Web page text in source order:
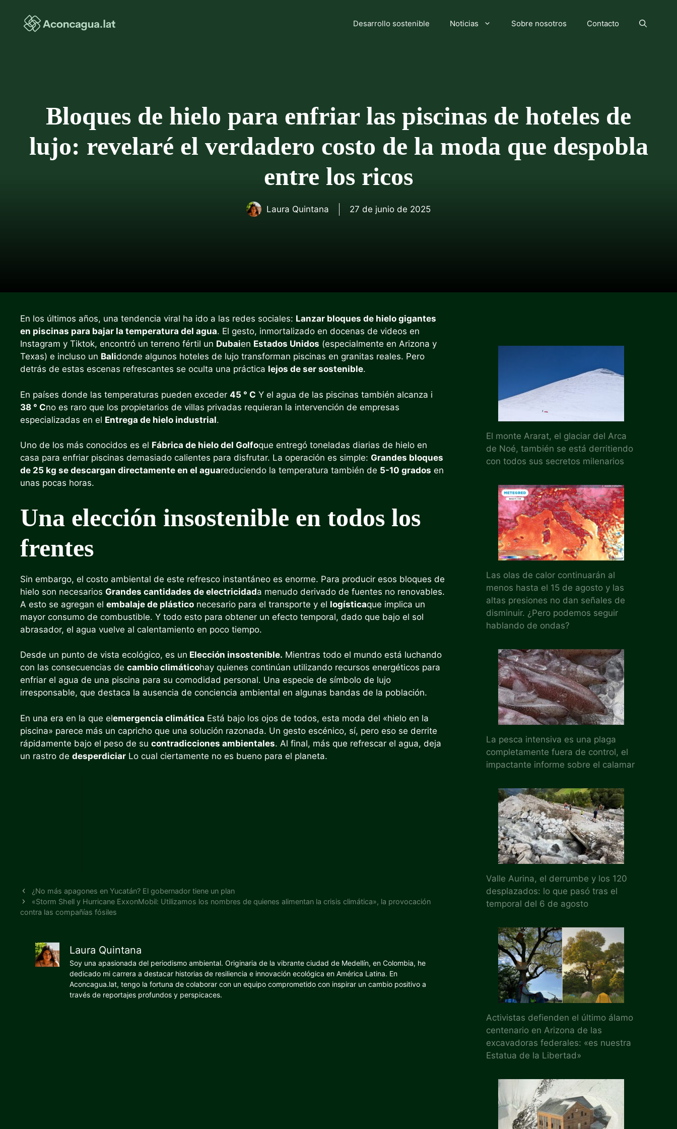
contenido
Desarrollo sostenible Noticias Sobre nosotros Contacto
Bloques de hielo para enfriar las piscinas de hoteles de
lujo: revelaré el verdadero costo de la moda que despobla
entre los ricos
Laura Quintana 27 de junio de 2025
En los últimos años, una tendencia viral ha ido a las redes sociales: Lanzar bloques de hielo gigantes
en piscinas para bajar la temperatura del agua. El gesto, inmortalizado en docenas de videos en
Instagram y Tiktok, encontró un terreno fértil un Dubaien Estados Unidos (especialmente en Arizona y
Texas) e incluso un Balidonde algunos hoteles de lujo transforman piscinas en granitas reales. Pero
detrás de estas escenas refrescantes se oculta una práctica lejos de ser sostenible.
En países donde las temperaturas pueden exceder 45 ° C Y el agua de las piscinas también alcanza i
38 ° Cno es raro que los propietarios de villas privadas requieran la intervención de empresas
especializadas en el Entrega de hielo industrial.
Uno de los más conocidos es el Fábrica de hielo del Golfoque entregó toneladas diarias de hielo en
casa para enfriar piscinas demasiado calientes para disfrutar. La operación es simple: Grandes bloques
de 25 kg se descargan directamente en el aguareduciendo la temperatura también de 5-10 grados en
unas pocas horas.
Una elección insostenible en todos los
frentes
Sin embargo, el costo ambiental de este refresco instantáneo es enorme. Para producir esos bloques de
hielo son necesarios Grandes cantidades de electricidada menudo derivado de fuentes no renovables.
A esto se agregan el embalaje de plástico necesario para el transporte y el logísticaque implica un
mayor consumo de combustible. Y todo esto para obtener un efecto temporal, dado que bajo el sol
abrasador, el agua vuelve al calentamiento en poco tiempo.
Desde un punto de vista ecológico, es un Elección insostenible. Mientras todo el mundo está luchando
con las consecuencias de cambio climáticohay quienes continúan utilizando recursos energéticos para
enfriar el agua de una piscina para su comodidad personal. Una especie de símbolo de lujo
irresponsable, que destaca la ausencia de conciencia ambiental en algunas bandas de la población.
En una era en la que elemergencia climática Está bajo los ojos de todos, esta moda del «hielo en la
piscina» parece más un capricho que una solución razonada. Un gesto escénico, sí, pero eso se derrite
rápidamente bajo el peso de su contradicciones ambientales. Al final, más que refrescar el agua, deja
un rastro de desperdiciar Lo cual ciertamente no es bueno para el planeta.
¿No más apagones en Yucatán? El gobernador tiene un plan
«Storm Shell y Hurricane ExxonMobil: Utilizamos los nombres de quienes alimentan la crisis climática», la provocación
contra las compañías fósiles
Laura Quintana
Soy una apasionada del periodismo ambiental. Originaria de la vibrante ciudad de Medellín, en Colombia, he
dedicado mi carrera a destacar historias de resiliencia e innovación ecológica en América Latina. En
Aconcagua.lat, tengo la fortuna de colaborar con un equipo comprometido con inspirar un cambio positivo a
través de reportajes profundos y perspicaces.
El monte Ararat, el glaciar del Arca
de Noé, también se está derritiendo
con todos sus secretos milenarios
Las olas de calor continuarán al
menos hasta el 15 de agosto y las
altas presiones no dan señales de
disminuir. ¿Pero podemos seguir
hablando de ondas?
La pesca intensiva es una plaga
completamente fuera de control, el
impactante informe sobre el calamar
Valle Aurina, el derrumbe y los 120
desplazados: lo que pasó tras el
temporal del 6 de agosto
Activistas defienden el último álamo
centenario en Arizona de las
excavadoras federales: «es nuestra
Estatua de la Libertad»